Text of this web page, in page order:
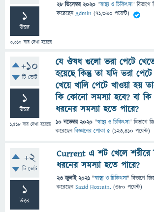
1
উত্তর
3,310 বার দেখা হয়েছে
28 ডিসেম্বর 2020 "স্বাস্থ্য ও চিকিৎসা" বিভাগে
করেছেনAdmin (71,360 পয়েন্ট)
+10
টি ভোট
1
উত্তর
1,518 বার দেখা হয়েছে
যে ঔষধ গুলো ভরা পেটে
হয়েছে কিন্তু তা যদি ভরা
খেয়ে খালি পেটে খাওয়া হয়
কি কোনো সমস্যা হবে? বা কি
ধরনের সমস্যা হতে পারে?
10 নভেম্বর 2020 "স্বাস্থ্য ও চিকিৎসা" বিভাগে
করেছেনবিজ্ঞানের পোকা ৫ (123,410 পয়েন্ট)
+2
টি ভোট
1
উত্তর
Current এ শট খেলে শরীরে
ধরনের সমস্যা হতে পারে?
23 জুলাই 2021 "স্বাস্থ্য ও চিকিৎসা" বিভাগে
করেছেনSazid Hossain. (380 পয়েন্ট)